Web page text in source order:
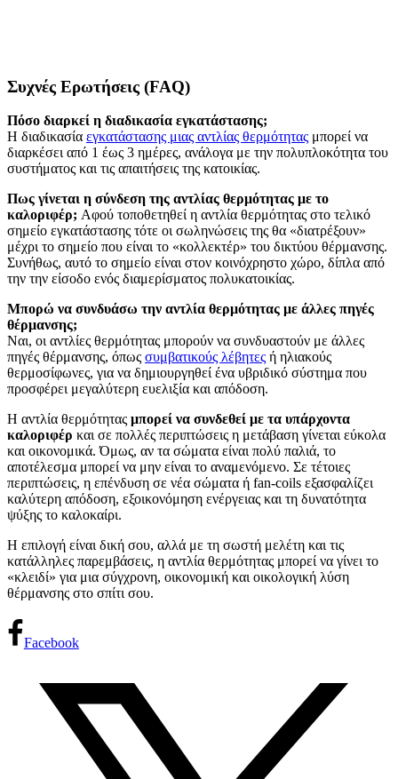
Συχνές Ερωτήσεις (FAQ)
Πόσο διαρκεί η διαδικασία εγκατάστασης;
Η διαδικασία εγκατάστασης μιας αντλίας θερμότητας μπορεί να
διαρκέσει από 1 έως 3 ημέρες, ανάλογα με την πολυπλοκότητα του
συστήματος και τις απαιτήσεις της κατοικίας.
Πως γίνεται η σύνδεση της αντλίας θερμότητας με το
καλοριφέρ; Αφού τοποθετηθεί η αντλία θερμότητας στο τελικό
σημείο εγκατάστασης τότε οι σωληνώσεις της θα «διατρέξουν»
μέχρι το σημείο που είναι το «κολλεκτέρ» του δικτύου θέρμανσης.
Συνήθως, αυτό το σημείο είναι στον κοινόχρηστο χώρο, δίπλα από
την την είσοδο ενός διαμερίσματος πολυκατοικίας.
Μπορώ να συνδυάσω την αντλία θερμότητας με άλλες πηγές
θέρμανσης;
Ναι, οι αντλίες θερμότητας μπορούν να συνδυαστούν με άλλες
πηγές θέρμανσης, όπως συμβατικούς λέβητες ή ηλιακούς
θερμοσίφωνες, για να δημιουργηθεί ένα υβριδικό σύστημα που
προσφέρει μεγαλύτερη ευελιξία και απόδοση.
Η αντλία θερμότητας μπορεί να συνδεθεί με τα υπάρχοντα
καλοριφέρ και σε πολλές περιπτώσεις η μετάβαση γίνεται εύκολα
και οικονομικά. Όμως, αν τα σώματα είναι πολύ παλιά, το
αποτέλεσμα μπορεί να μην είναι το αναμενόμενο. Σε τέτοιες
περιπτώσεις, η επένδυση σε νέα σώματα ή fan-coils εξασφαλίζει
καλύτερη απόδοση, εξοικονόμηση ενέργειας και τη δυνατότητα
ψύξης το καλοκαίρι.
Η επιλογή είναι δική σου, αλλά με τη σωστή μελέτη και τις
κατάλληλες παρεμβάσεις, η αντλία θερμότητας μπορεί να γίνει το
«κλειδί» για μια σύγχρονη, οικονομική και οικολογική λύση
θέρμανσης στο σπίτι σου.
Facebook